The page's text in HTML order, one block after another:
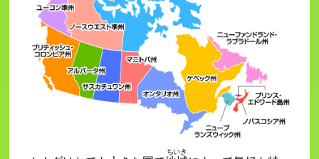
ちいき